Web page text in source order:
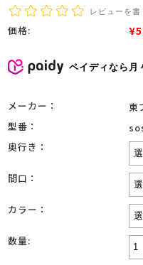
レビューを書
価格:
ペイディなら月
メーカー：
東
型番：
奥行き：
間口：
カラー：
数量: